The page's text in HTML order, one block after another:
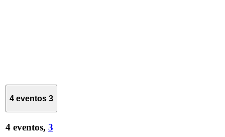
4 eventos 3
4 eventos, 3